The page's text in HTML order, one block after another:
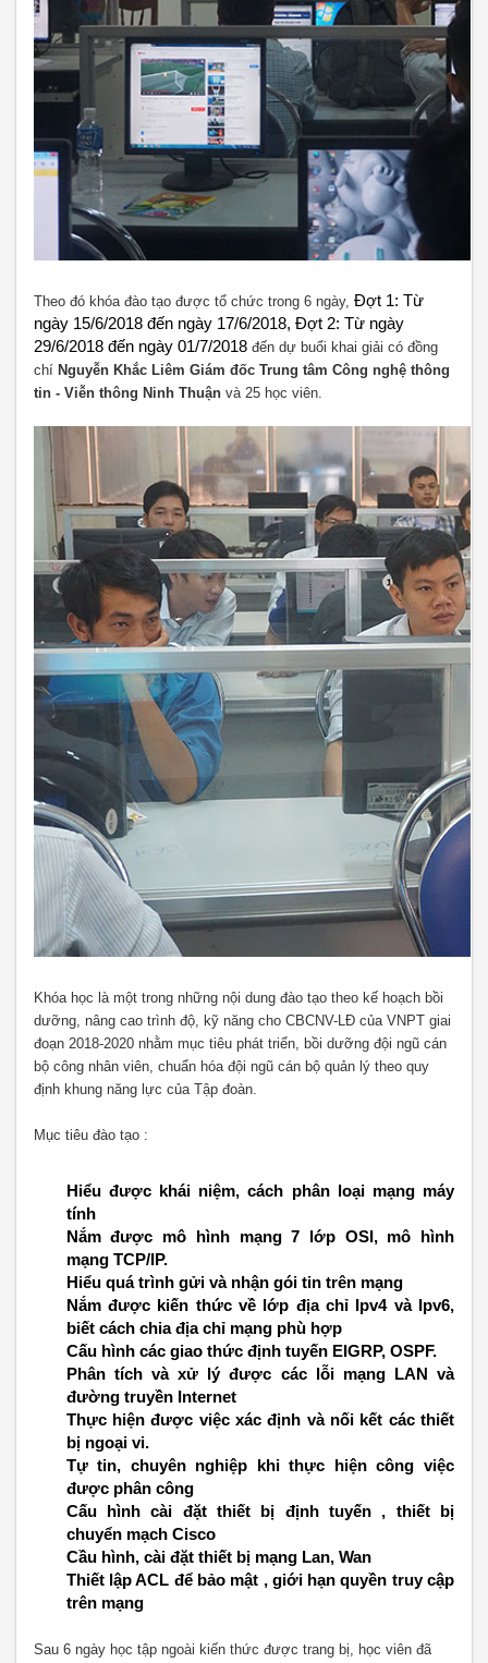
Theo đó khóa đào tạo được tổ chức trong 6 ngày, Đợt 1: Từ
ngày 15/6/2018 đến ngày 17/6/2018, Đợt 2: Từ ngày
29/6/2018 đến ngày 01/7/2018 đến dự buổi khai giải có đồng
chí Nguyễn Khắc Liêm Giám đốc Trung tâm Công nghệ thông
tin - Viễn thông Ninh Thuận và 25 học viên.
Khóa học là một trong những nội dung đào tạo theo kế hoạch bồi
dưỡng, nâng cao trình độ, kỹ năng cho CBCNV-LĐ của VNPT giai
đoạn 2018-2020 nhằm mục tiêu phát triển, bồi dưỡng đội ngũ cán
bộ công nhân viên, chuẩn hóa đội ngũ cán bộ quản lý theo quy
định khung năng lực của Tập đoàn.
Mục tiêu đào tạo :
Hiểu được khái niệm, cách phân loại mạng máy
tính
Nắm được mô hình mạng 7 lớp OSI, mô hình
mạng TCP/IP.
Hiểu quá trình gửi và nhận gói tin trên mạng
Nắm được kiến thức về lớp địa chỉ Ipv4 và Ipv6,
biết cách chia địa chỉ mạng phù hợp
Cấu hình các giao thức định tuyến EIGRP, OSPF.
Phân tích và xử lý được các lỗi mạng LAN và
đường truyền Internet
Thực hiện được việc xác định và nối kết các thiết
bị ngoại vi.
Tự tin, chuyên nghiệp khi thực hiện công việc
được phân công
Cấu hình cài đặt thiết bị định tuyến , thiết bị
chuyển mạch Cisco
Cầu hình, cài đặt thiết bị mạng Lan, Wan
Thiết lập ACL để bảo mật , giới hạn quyền truy cập
trên mạng
Sau 6 ngày học tập ngoài kiến thức được trang bị, học viên đã